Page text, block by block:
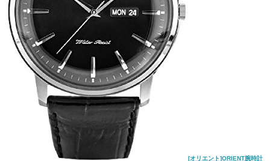
[オリエント]ORIENT腕時計